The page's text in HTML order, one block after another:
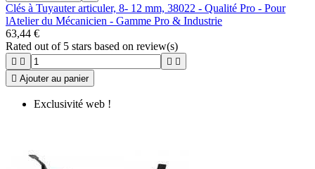
Clés à Tuyauter articuler, 8- 12 mm, 38022 - Qualité Pro - Pour
lAtelier du Mécanicien - Gamme Pro & Industrie
63,44 €
Rated out of 5 stars based on review(s)
   
 Ajouter au panier
Exclusivité web !